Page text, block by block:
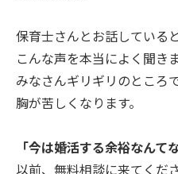
保育士さんとお話していると
こんな声を本当によく聞きま
みなさんギリギリのところ
胸が苦しくなります。
「今は婚活する余裕なんて
以前、無料相談に来てくだ